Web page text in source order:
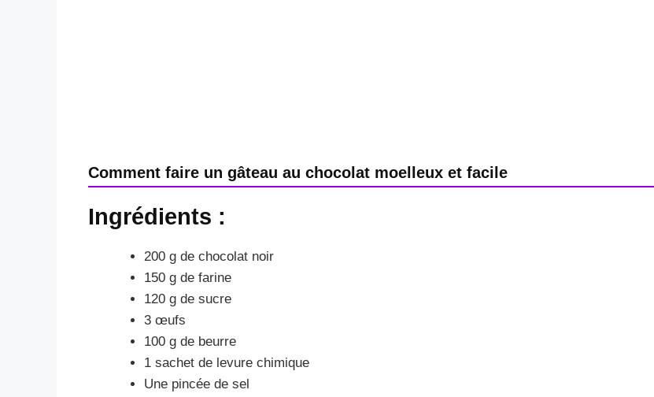
Comment faire un gâteau au chocolat moelleux et facile
Ingrédients :
200 g de chocolat noir
150 g de farine
120 g de sucre
3 œufs
100 g de beurre
1 sachet de levure chimique
Une pincée de sel